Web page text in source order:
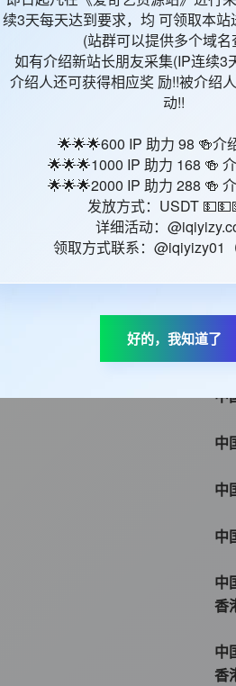
中
中
大
中
大
中
中
中
中
中
中
中
中
香
中
香
续3天每天达到要求，均 可领取本站
(站群可以提供多个域名
如有介绍新站长朋友采集(IP连续3
介绍人还可获得相应奖 励!!被介绍
动!!
🌟🌟🌟600 IP 助力 98 🍻介
🌟🌟🌟1000 IP 助力 168 🍻
🌟🌟🌟2000 IP 助力 288 🍻
发放方式：USDT
详细活动：
领取方式联系：@iqiyizy01
好的，我知道了